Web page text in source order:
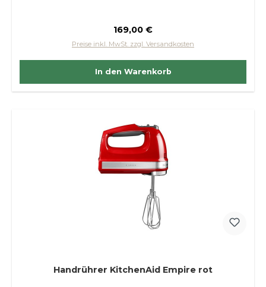
Regulärer Preis:
169,00 €
Preise inkl. MwSt. zzgl. Versandkosten
In den Warenkorb
Handrührer KitchenAid Empire rot